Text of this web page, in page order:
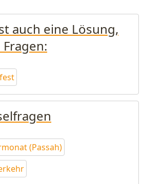
auch eine Lösung,
(Passah)